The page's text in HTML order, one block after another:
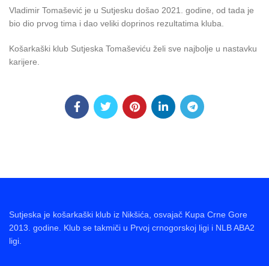
Vladimir Tomašević je u Sutjesku došao 2021. godine, od tada je
bio dio prvog tima i dao veliki doprinos rezultatima kluba.
Košarkaški klub Sutjeska Tomaševiću želi sve najbolje u nastavku
karijere.
Sutjeska je košarkaški klub iz Nikšića, osvajač Kupa Crne Gore
2013. godine. Klub se takmiči u Prvoj crnogorskoj ligi i NLB ABA2
ligi.